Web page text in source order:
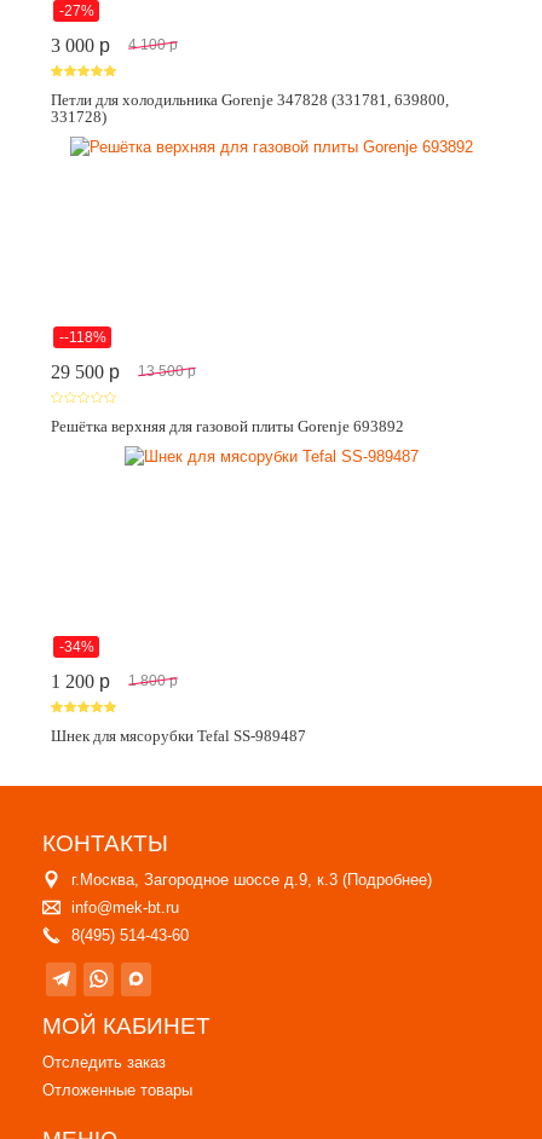
-27%
3 000 p 4 100 p
Петли для холодильника Gorenje 347828 (331781, 639800,
331728)
--118%
29 500 p 13 500 p
Решётка верхняя для газовой плиты Gorenje 693892
-34%
1 200 p 1 800 p
Шнек для мясорубки Tefal SS-989487
КОНТАКТЫ
г.Москва, Загородное шоссе д.9, к.3 (Подробнее)
info@mek-bt.ru
8(495) 514-43-60
МОЙ КАБИНЕТ
Отследить заказ
Отложенные товары